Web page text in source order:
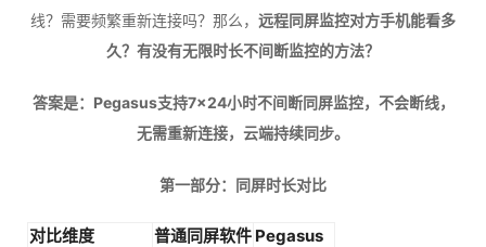
线？需要频繁重新连接吗？那么， 远程同屏监控对方手机能看多
久？有没有无限时长不间断监控的方法？
答案是：Pegasus支持7×24小时不间断同屏监控，不会断线，
无需重新连接，云端持续同步。
第一部分：同屏时长对比
对比维度 普通同屏软件 Pegasus